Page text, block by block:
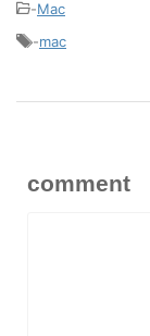
-Mac
-mac
comment